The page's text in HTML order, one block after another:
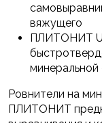
вяжущего
ПЛИТОНИТ
минеральной
Ровнители на
ПЛИТОНИТ